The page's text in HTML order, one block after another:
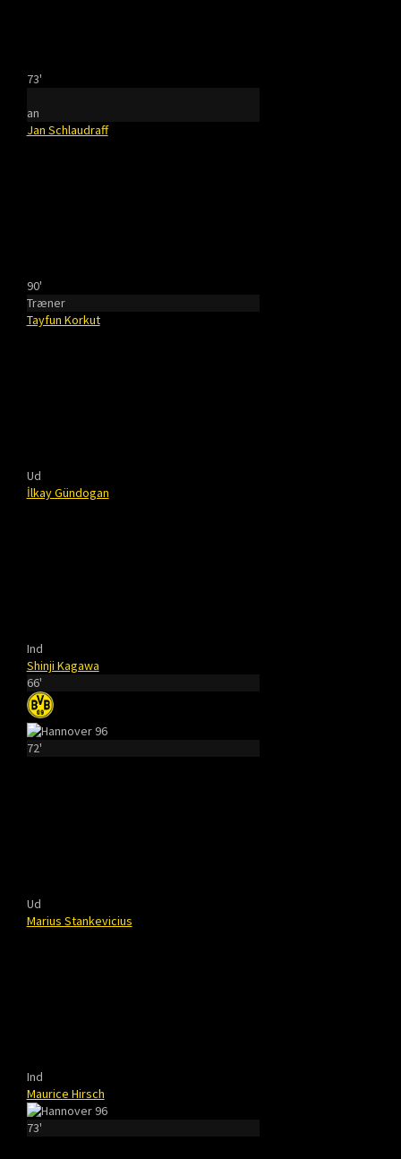
73'
an
Jan Schlaudraff
90'
Træner
Tayfun Korkut
Ud
İlkay Gündogan
Ind
Shinji Kagawa
66'
72'
Ud
Marius Stankevicius
Ind
Maurice Hirsch
73'